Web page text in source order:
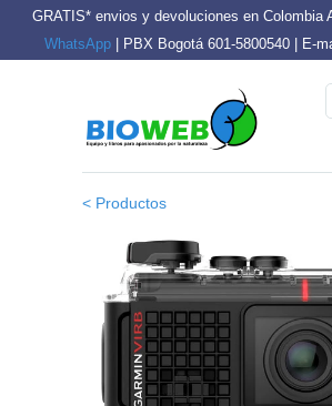
GRATIS* envios y devoluciones en Colombia
WhatsApp| PBX Bogotá 601-5800540 | E-
< Productos